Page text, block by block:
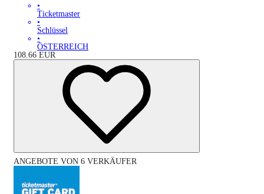
•
Ticketmaster
•
Schlüssel
•
ÖSTERREICH
108.66 EUR
ANGEBOTE VON 6 VERKÄUFER